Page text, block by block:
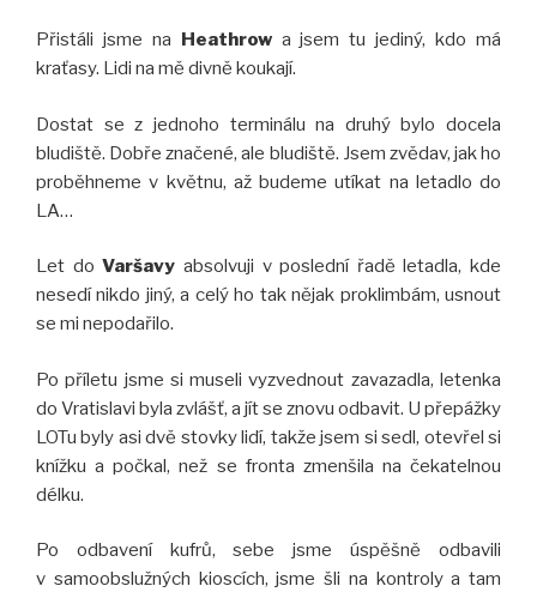
Přistáli jsme na Heathrowa jsem tu jediný, kdo má
kraťasy. Lidi na mě divně koukají.
Dostat se z jednoho terminálu na druhý bylo docela
bludiště. Dobře značené, ale bludiště. Jsem zvědav, jak ho
proběhneme v květnu, až budeme utíkat na letadlo do
LA…
Let doVaršavy absolvuji v poslední řadě letadla, kde
nesedí nikdo jiný, a celý ho tak nějak proklimbám, usnout
se mi nepodařilo.
Po příletu jsme si museli vyzvednout zavazadla, letenka
do Vratislavi byla zvlášť, a jít se znovu odbavit. U přepážky
LOTu byly asi dvě stovky lidí, takže jsem si sedl, otevřel si
knížku a počkal, než se fronta zmenšila na čekatelnou
délku.
Po odbavení kufrů, sebe jsme úspěšně odbavili
v samoobslužných kioscích, jsme šli na kontroly a tam